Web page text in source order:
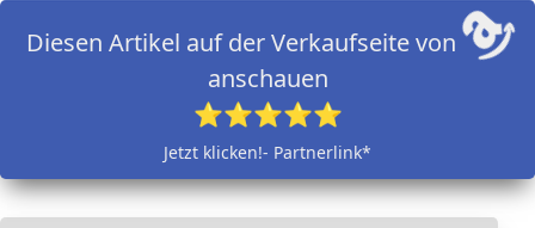
Diesen Artikel auf der Verkaufseite von
anschauen
⭐⭐⭐⭐⭐
Jetzt klicken!- Partnerlink*